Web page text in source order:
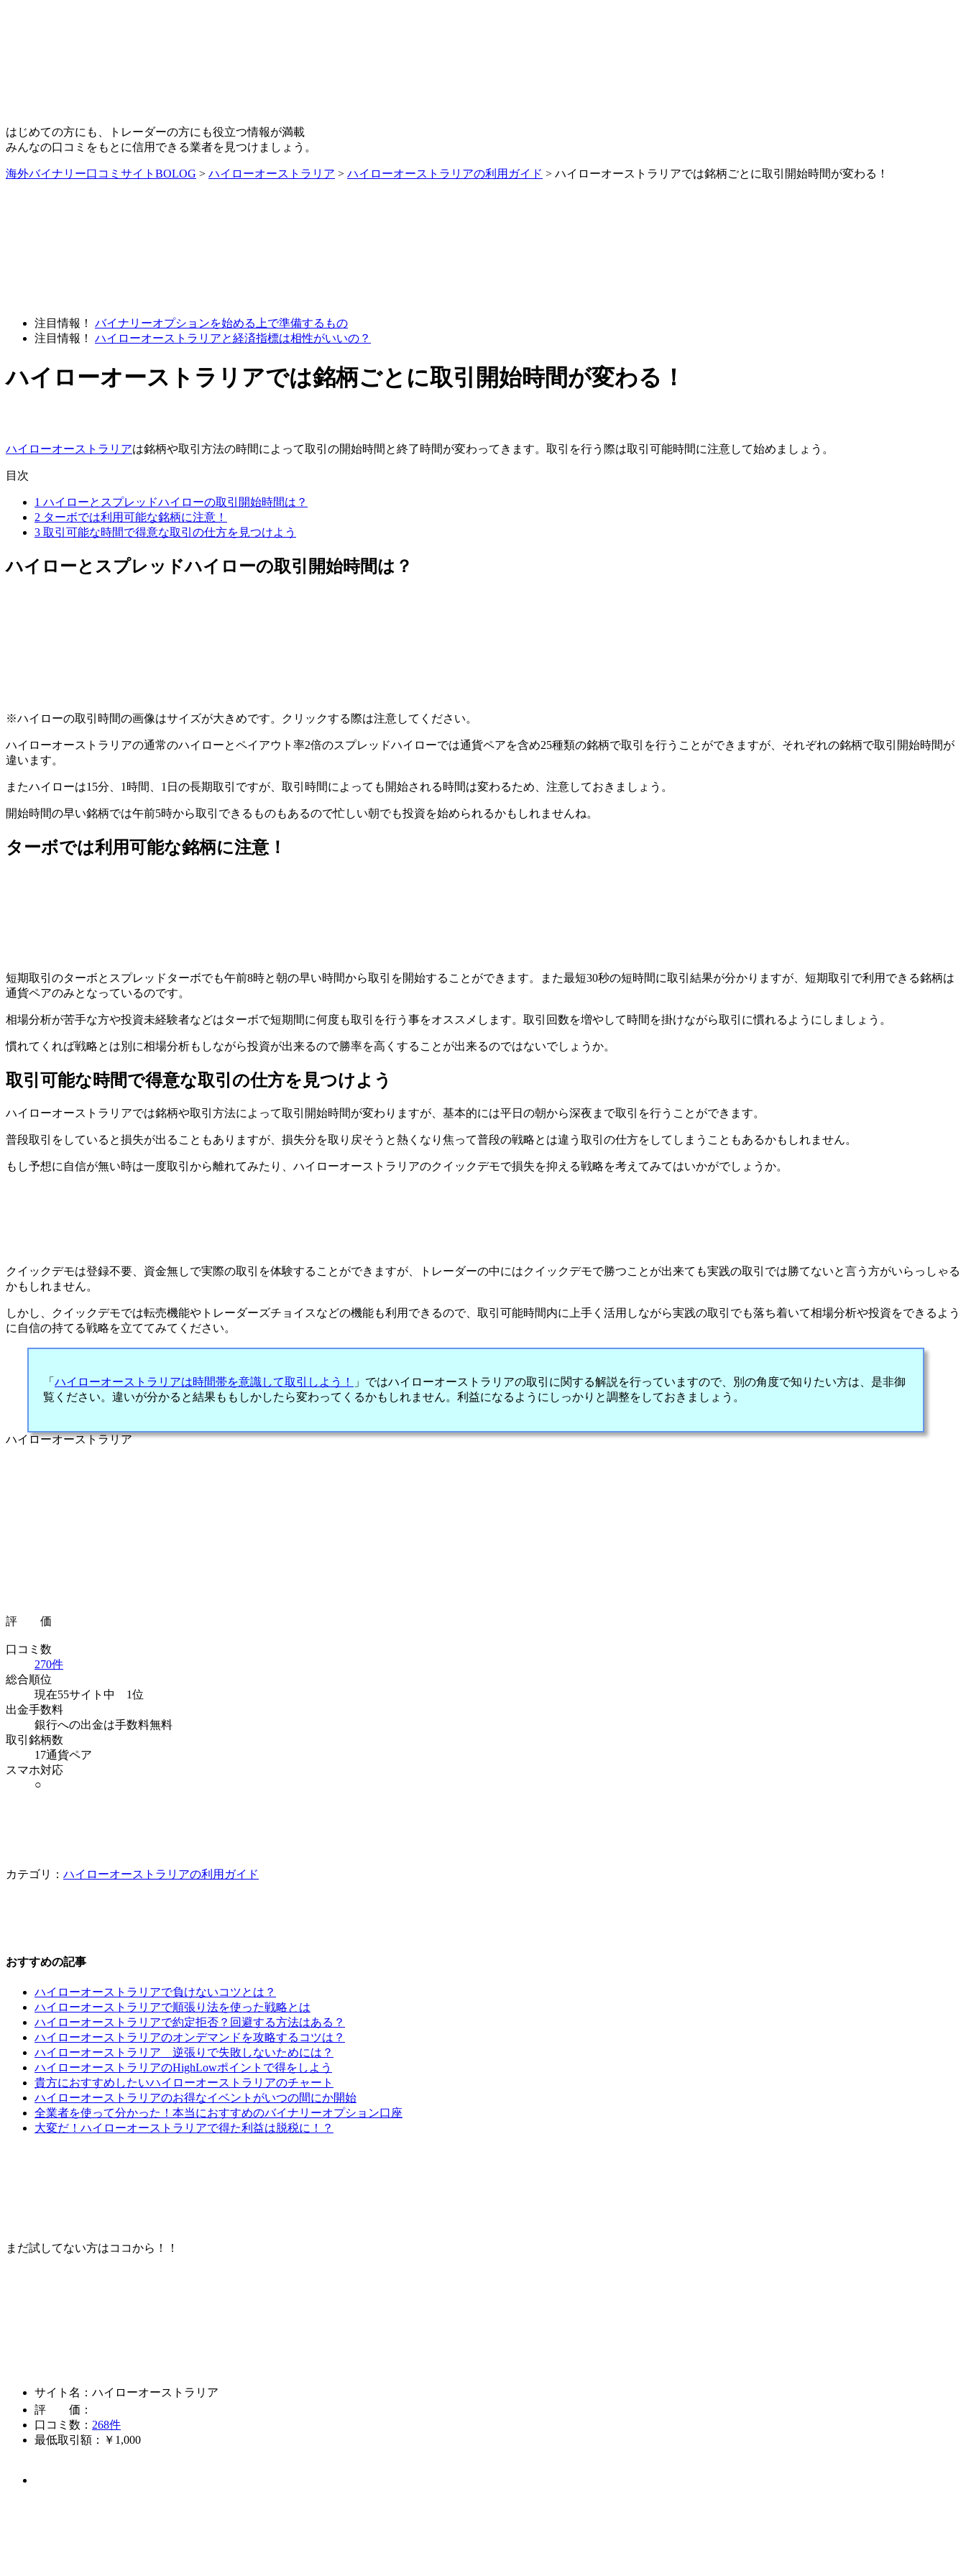
はじめての方にも、トレーダーの方にも役立つ情報が満載
みんなの口コミをもとに信用できる業者を見つけましょう。
海外バイナリー口コミサイトBOLOG > ハイローオーストラリア > ハイローオーストラリアの利用ガイド > ハイローオーストラリアでは銘柄ごとに取引開始時間が変わる！
注目情報！
バイナリーオプションを始める上で準備するもの
注目情報！
ハイローオーストラリアと経済指標は相性がいいの？
ハイローオーストラリアでは銘柄ごとに取引開始時間が変わる！
ハイローオーストラリアは銘柄や取引方法の時間によって取引の開始時間と終了時間が変わってきます。取引を行う際は取引可能時間に注意して始めましょう。
目次
1 ハイローとスプレッドハイローの取引開始時間は？
2 ターボでは利用可能な銘柄に注意！
3 取引可能な時間で得意な取引の仕方を見つけよう
ハイローとスプレッドハイローの取引開始時間は？
※ハイローの取引時間の画像はサイズが大きめです。クリックする際は注意してください。
ハイローオーストラリアの通常のハイローとペイアウト率2倍のスプレッドハイローでは通貨ペアを含め25種類の銘柄で取引を行うことができますが、それぞれの銘柄で取引開始時間が
違います。
またハイローは15分、1時間、1日の長期取引ですが、取引時間によっても開始される時間は変わるため、注意しておきましょう。
開始時間の早い銘柄では午前5時から取引できるものもあるので忙しい朝でも投資を始められるかもしれませんね。
ターボでは利用可能な銘柄に注意！
短期取引のターボとスプレッドターボでも午前8時と朝の早い時間から取引を開始することができます。また最短30秒の短時間に取引結果が分かりますが、短期取引で利用できる銘柄は
通貨ペアのみとなっているのです。
相場分析が苦手な方や投資未経験者などはターボで短期間に何度も取引を行う事をオススメします。取引回数を増やして時間を掛けながら取引に慣れるようにしましょう。
慣れてくれば戦略とは別に相場分析もしながら投資が出来るので勝率を高くすることが出来るのではないでしょうか。
取引可能な時間で得意な取引の仕方を見つけよう
ハイローオーストラリアでは銘柄や取引方法によって取引開始時間が変わりますが、 基本的には平日の朝から深夜まで取引を行うことができます。
普段取引をしていると損失が出ることもありますが、損失分を取り戻そうと熱くなり焦って普段の戦略とは違う取引の仕方をしてしまうこともあるかもしれません。
もし予想に自信が無い時は一度取引から離れてみたり、ハイローオーストラリアのクイックデモで損失を抑える戦略を考えてみてはいかがでしょうか。
クイックデモは登録不要 資金無しで実際の取引を体験することができますが、トレーダーの中にはクイックデモで勝つことが出来ても実践の取引では勝てないと言う方がいらっしゃる
かもしれません。
しかし、クイックデモでは転売機能やトレーダーズチョイスなどの機能も利用できるので、取引可能時間内に上手く活用しながら実践の取引でも落ち着いて相場分析や投資をできるよう
に自信の持てる戦略を立ててみてください。
「 ハイローオーストラリアは時間帯を意識して取引しよう！
」ではハイローオーストラリアの取引に関する解説を行っていますので、別の角度で知りたい方は、是非御
覧ください。違いが分かると結果ももしかしたら変わってくるかもしれません。利益になるようにしっかりと調整をしておきましょう。
ハイローオーストラリア
評 価
口コミ数
270件
総合順位
現在55サイト中 1位
出金手数料
銀行への出金は手数料無料
取引銘柄数
17通貨ペア
スマホ対応
○
カテゴリ： ハイローオーストラリアの利用ガイド
おすすめの記事
ハイローオーストラリアで負けないコツとは？
ハイローオーストラリアで順張り法を使った戦略とは
ハイローオーストラリアで約定拒否？回避する方法はある？
ハイローオーストラリアのオンデマンドを攻略するコツは？
ハイローオーストラリア 逆張りで失敗しないためには？
ハイローオーストラリアのHighLowポイントで得をしよう
貴方におすすめしたいハイローオーストラリアのチャート
ハイローオーストラリアのお得なイベントがいつの間にか開始
全業者を使って分かった！本当におすすめのバイナリーオプション口座
大変だ！ハイローオーストラリアで得た利益は脱税に！？
まだ試してない方はココから！！
サイト名：ハイローオーストラリア
評 価：
口コミ数： 268件
最低取引額：￥1,000